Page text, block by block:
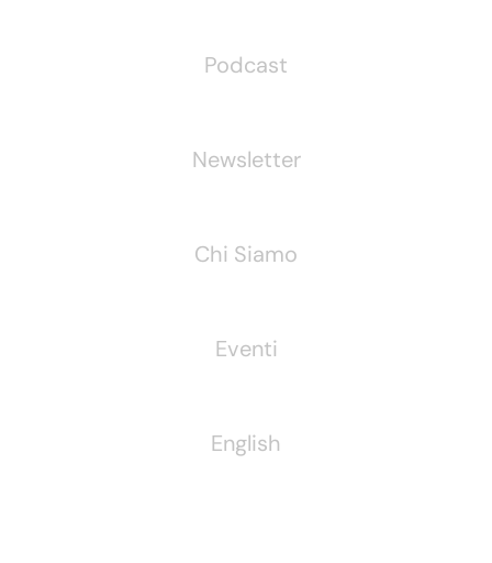
Podcast
Newsletter
Chi Siamo
Eventi
English